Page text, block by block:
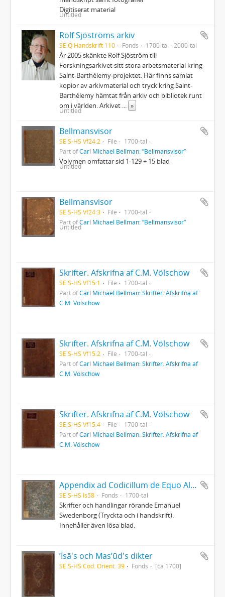
Digitiserat material
Untitled
Rolf Sjöströms arkiv
SE Q Handskrift 110 Fonds 1700-tal - 2000-tal
År 2005 skänkte Rolf Sjöström till
Forskningsarkivet sitt stora arbetsmaterial kring
Saint-Barthélemy-projektet. Här finns samlat
kopior av arkivmaterial och tryck kring Saint-
Barthélemy hämtat från arkiv och bibliotek runt
om i världen. Arkivet
»
Untitled
Bellmansvisor
SE S-HS Vf24:2 File
1700-tal
Part ofCarl Michael Bellman: ”Bellmansvisor”
Volymen omfattar sid 1-129 + 15 blad
Untitled
Bellmansvisor
SE S-HS Vf24:3 File
1700-tal
Part ofCarl Michael Bellman: ”Bellmansvisor”
Untitled
Skrifter. Afskrifna af C.M. Völschow
SE S-HS Vf15:1 File
1700-tal
Part ofCarl Michael Bellman: Skrifter. Afskrifna af
C.M. Völschow
Skrifter. Afskrifna af C.M. Völschow
SE S-HS Vf15:2 File
1700-tal
Part ofCarl Michael Bellman: Skrifter. Afskrifna af
C.M. Völschow
Skrifter. Afskrifna af C.M. Völschow
SE S-HS Vf15:4 File
1700-tal
Part ofCarl Michael Bellman: Skrifter. Afskrifna af
C.M. Völschow
Appendix ad Codicillum de Equo Albo
SE S-HS Is58 Fonds 1700-tal
Skrifter och handlingar rörande Emanuel
Swedenborg (Tryckta och i handskrift).
Innehåller även lösa blad.
ʼĪsā's och Masʼūd's dikter
SE S-HS Cod. Orient. 39 Fonds [ca 1700]